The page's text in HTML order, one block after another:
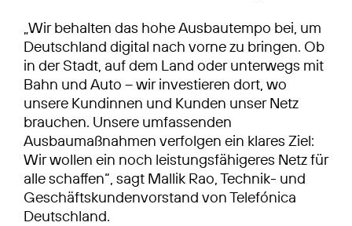
„Wir behalten das hohe Ausbautempo bei, um
Deutschland digital nach vorne zu bringen. Ob
in der Stadt, auf dem Land oder unterwegs mit
Bahn und Auto – wir investieren dort, wo
unsere Kundinnen und Kunden unser Netz
brauchen. Unsere umfassenden
Ausbaumaßnahmen verfolgen ein klares Ziel:
Wir wollen ein noch leistungsfähigeres Netz für
alle schaffen“, sagt Mallik Rao, Technik- und
Geschäftskundenvorstand von Telefónica
Deutschland.